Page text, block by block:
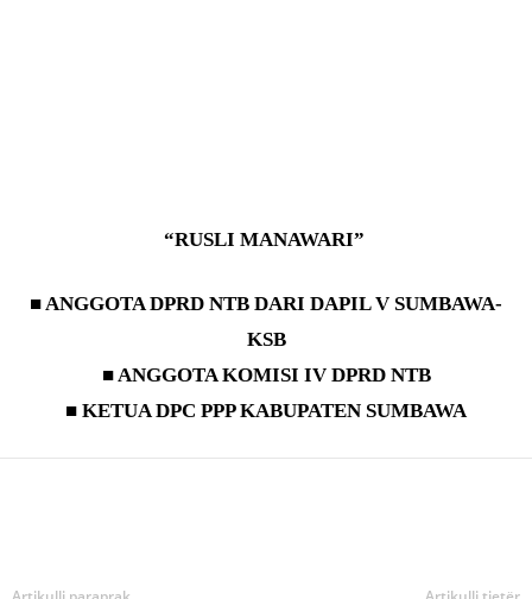
“RUSLI MANAWARI”
■ ANGGOTA DPRD NTB DARI DAPIL V SUMBAWA-
KSB
■ ANGGOTA KOMISI IV DPRD NTB
■ KETUA DPC PPP KABUPATEN SUMBAWA